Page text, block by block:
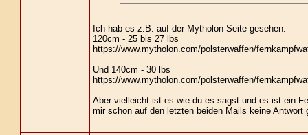
Ich hab es z.B. auf der Mytholon Seite gesehen.
120cm - 25 bis 27 lbs
https://www.mytholon.com/polsterwaffen/
Und 140cm - 30 lbs
https://www.mytholon.com/polsterwaffen/
Aber vielleicht ist es wie du es sagst und es ist ein
mir schon auf den letzten beiden Mails keine